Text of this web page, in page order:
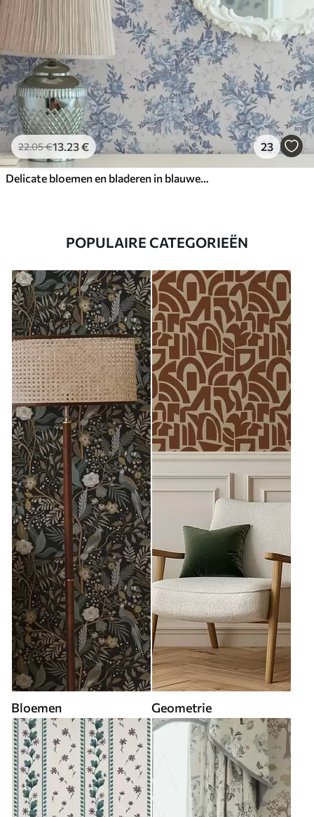
22.05€13.23€ 23
Delicate bloemen en bladeren in blauwe en blauwe kleuren op een lichte achtergrond
POPULAIRE CATEGORIEËN
Bloemen Geometrie